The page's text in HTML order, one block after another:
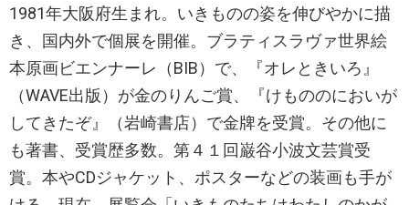
1981年大阪府生まれ。いきものの姿を伸びやかに描
き、国内外で個展を開催。ブラティスラヴァ世界絵
本原画ビエンナーレ（BIB）で、『オレときいろ』
（WAVE出版）が金のりんご賞、『けもののにおいが
してきたぞ』（岩崎書店）で金牌を受賞。その他に
も著書、受賞歴多数。第４１回巌谷小波文芸賞受
賞。本やCDジャケット、ポスターなどの装画も手が